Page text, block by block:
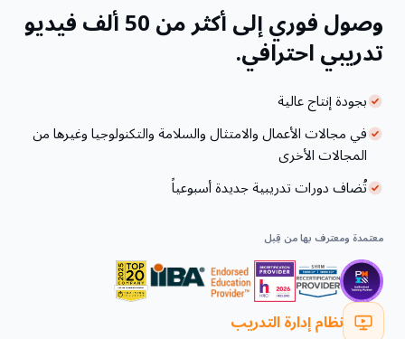
وصول فوري إلى أكثر من 50 ألف فيديو
تدريبي احترافي.
بجودة إنتاج عالية
في مجالات الأعمال والامتثال والسلامة والتكنولوجيا وغيرها من
المجالات الأخرى
تُضاف دورات تدريبية جديدة أسبوعياً
معتمدة ومعترف بها من قِبل
نظام إدارة التدريب